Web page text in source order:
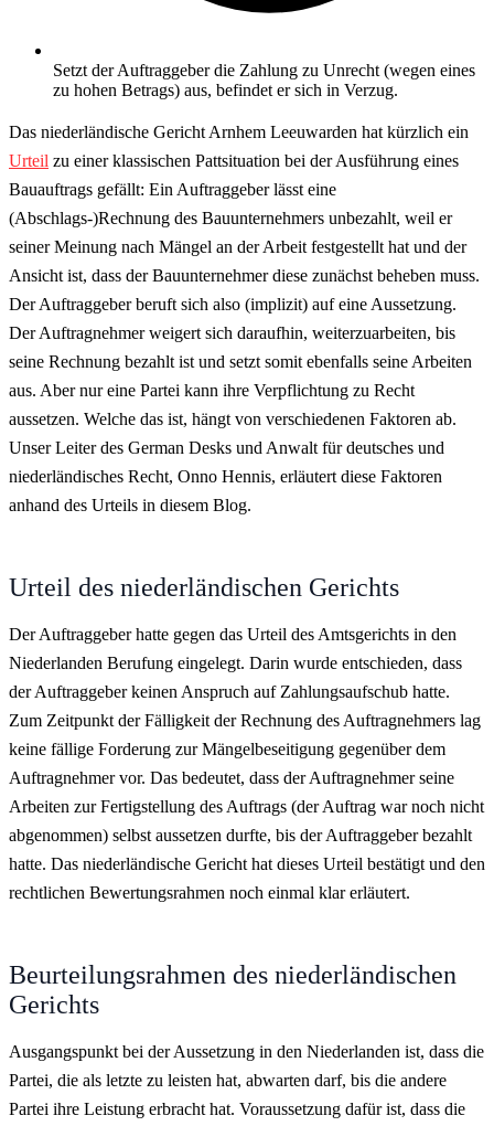
Setzt der Auftraggeber die Zahlung zu Unrecht (wegen eines
zu hohen Betrags) aus, befindet er sich in Verzug.
Das niederländische Gericht Arnhem Leeuwarden hat kürzlich ein
Urteil zu einer klassischen Pattsituation bei der Ausführung eines
Bauauftrags gefällt: Ein Auftraggeber lässt eine
(Abschlags-)Rechnung des Bauunternehmers unbezahlt, weil er
seiner Meinung nach Mängel an der Arbeit festgestellt hat und der
Ansicht ist, dass der Bauunternehmer diese zunächst beheben muss.
Der Auftraggeber beruft sich also (implizit) auf eine Aussetzung.
Der Auftragnehmer weigert sich daraufhin, weiterzuarbeiten, bis
seine Rechnung bezahlt ist und setzt somit ebenfalls seine Arbeiten
aus. Aber nur eine Partei kann ihre Verpflichtung zu Recht
aussetzen. Welche das ist, hängt von verschiedenen Faktoren ab.
Unser Leiter des German Desks und Anwalt für deutsches und
niederländisches Recht, Onno Hennis, erläutert diese Faktoren
anhand des Urteils in diesem Blog.
Urteil des niederländischen Gerichts
Der Auftraggeber hatte gegen das Urteil des Amtsgerichts in den
Niederlanden Berufung eingelegt. Darin wurde entschieden, dass
der Auftraggeber keinen Anspruch auf Zahlungsaufschub hatte.
Zum Zeitpunkt der Fälligkeit der Rechnung des Auftragnehmers lag
keine fällige Forderung zur Mängelbeseitigung gegenüber dem
Auftragnehmer vor. Das bedeutet, dass der Auftragnehmer seine
Arbeiten zur Fertigstellung des Auftrags (der Auftrag war noch nicht
abgenommen) selbst aussetzen durfte, bis der Auftraggeber bezahlt
hatte. Das niederländische Gericht hat dieses Urteil bestätigt und den
rechtlichen Bewertungsrahmen noch einmal klar erläutert.
Beurteilungsrahmen des niederländischen
Gerichts
Ausgangspunkt bei der Aussetzung in den Niederlanden ist, dass die
Partei, die als letzte zu leisten hat, abwarten darf, bis die andere
Partei ihre Leistung erbracht hat. Voraussetzung dafür ist, dass die